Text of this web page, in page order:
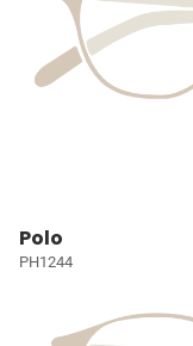
Polo
PH1244